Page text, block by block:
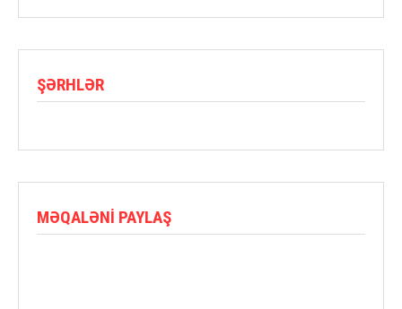
ŞƏRHLƏR
MƏQALƏNI PAYLAŞ